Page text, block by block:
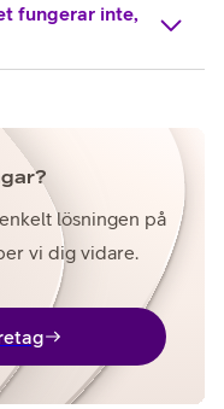
fungerar inte,
lösningen på
vi dig vidare.